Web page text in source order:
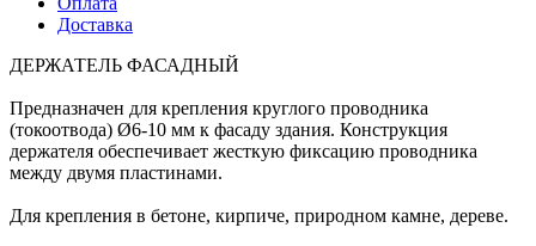
Доставка
ДЕРЖАТЕЛЬ ФАСАДНЫЙ
Предназначен для крепления круглого проводника
(токоотвода) Ø6-10 мм к фасаду здания. Конструкция
держателя обеспечивает жесткую фиксацию проводника
между двумя пластинами.
Для крепления в бетоне, кирпиче, природном камне, дереве.